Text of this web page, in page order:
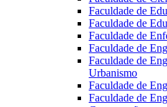
Faculdade de
Faculdade de
Faculdade de
Faculdade de
Faculdade de
Urbanismo
Faculdade de
Faculdade de